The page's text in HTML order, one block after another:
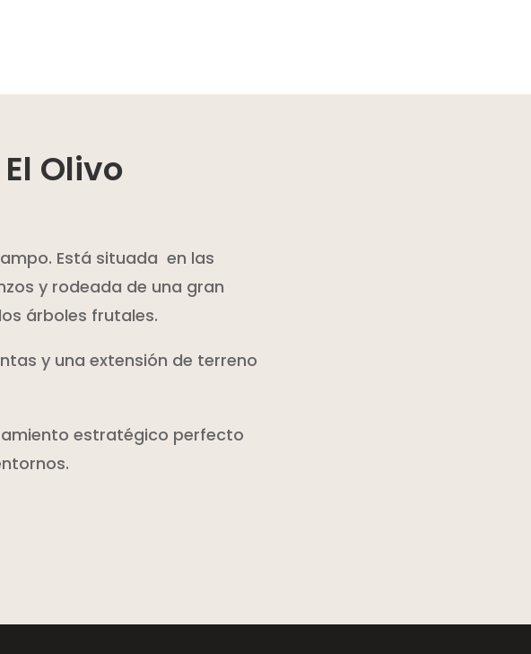
Olivo
Está situada en las
y rodeada de una gran
árboles frutales.
y una extensión de terreno
estratégico perfecto